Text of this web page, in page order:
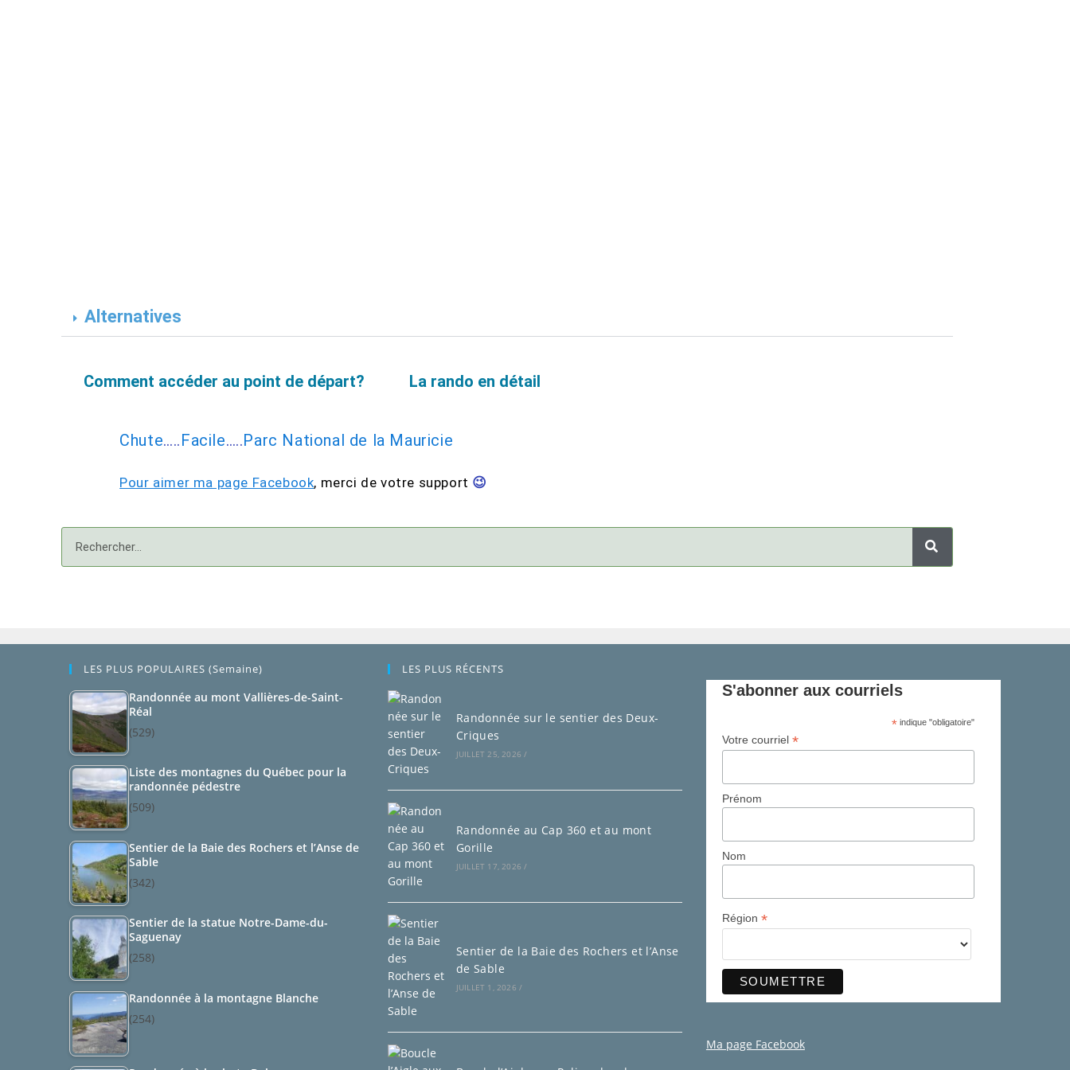
Alternatives
Comment accéder au point de départ? La rando en détail
Chute…..Facile…..Parc National de la Mauricie
Pour aimer ma page Facebook, merci de votre support 😉
LES PLUS POPULAIRES (semaine)
Randonnée au mont Vallières-de-Saint-
Réal
(529)
Liste des montagnes du Québec pour la
randonnée pédestre
(509)
Sentier de la Baie des Rochers et l’Anse de
Sable
(342)
Sentier de la statue Notre-Dame-du-
Saguenay
(258)
Randonnée à la montagne Blanche
(254)
LES PLUS RÉCENTS
Randonnée sur le sentier des Deux-
Criques
JUILLET 25, 2026 /
Randonnée au Cap 360 et au mont
Gorille
JUILLET 17, 2026 /
Sentier de la Baie des Rochers et l’Anse
de Sable
JUILLET 1, 2026 /
S'abonner aux courriels
*indique "obligatoire"
Votre courriel *
Prénom
Nom
Région *
Ma page Facebook